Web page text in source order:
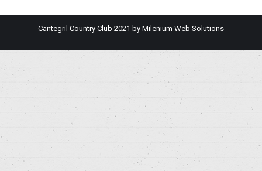
Cantegril Country Club 2021 by Milenium Web Solutions